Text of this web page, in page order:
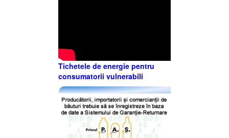
Tichetele de energie pentru
consumatorii vulnerabili